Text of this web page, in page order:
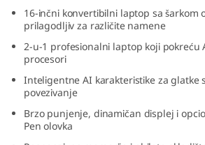
n
1
16-inčni konvertibilni laptop sa šarkom
prilagodljiv za različite namene
2-u-1 profesionalni laptop koji pokreću
procesori
Inteligentne AI karakteristike za glatke
povezivanje
Brzo punjenje, dinamičan displej i
Pen olovka